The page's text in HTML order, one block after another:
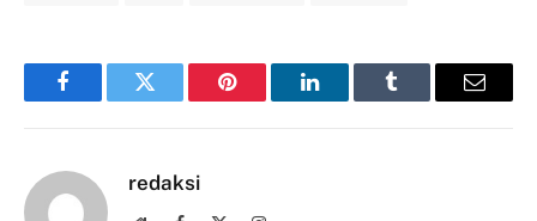
FacebookTwitter Pinterest LinkedInTumblr Email
redaksi